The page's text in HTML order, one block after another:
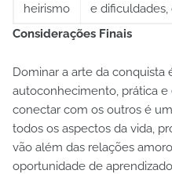
heirismo
e dificuldades,
Considerações Finais
Dominar a arte da
autoconhecimento, prática
conectar com os outros é
todos os aspectos da vida,
vão além das relações
oportunidade de